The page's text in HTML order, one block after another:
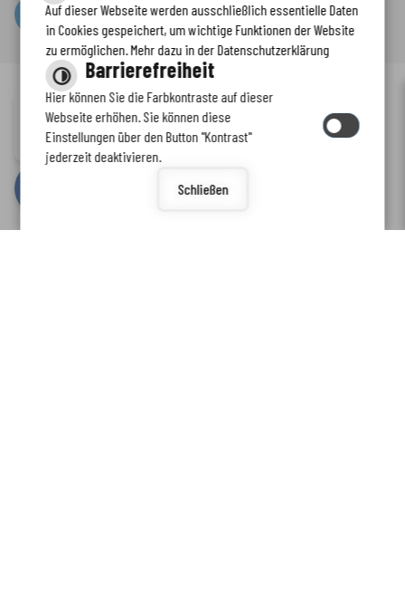
Serviceportal
Inhalt-Impressum-Datenschutzerklärung Kontaktformular -
Barrierefreiheit
bycm citymedia GmbH
Immer auf dem neuesten Stand
www.enkreis.de möchte Ihnen Benachrichtigungen senden
Auf dieser Webseite werden ausschließlich essentielle Daten
in Cookies gespeichert, um wichtige Funktionen der Website
zu ermöglichen. Mehr dazu in der Datenschutzerklärung
Barrierefreiheit
Hier können Sie die Farbkontraste auf dieser
Webseite erhöhen. Sie können diese
Einstellungen über den Button "Kontrast"
jederzeit deaktivieren.
Schließen